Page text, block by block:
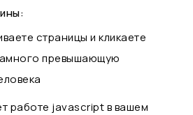
страницы и кликаете
превышающую
работе javascript в вашем